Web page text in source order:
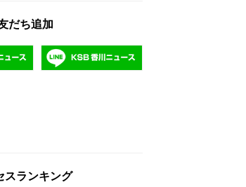
だち追加
スランキング